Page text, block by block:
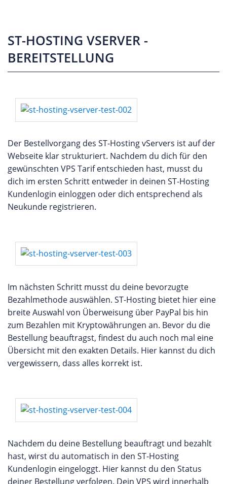
ST-HOSTING VSERVER -
BEREITSTELLUNG
Der Bestellvorgang des ST-Hosting vServers ist auf der
Webseite klar strukturiert. Nachdem du dich für den
gewünschten VPS Tarif entschieden hast, musst du
dich im ersten Schritt entweder in deinen ST-Hosting
Kundenlogin einloggen oder dich entsprechend als
Neukunde registrieren.
Im nächsten Schritt musst du deine bevorzugte
Bezahlmethode auswählen. ST-Hosting bietet hier eine
breite Auswahl von Überweisung über PayPal bis hin
zum Bezahlen mit Kryptowährungen an. Bevor du die
Bestellung beauftragst, findest du auch noch mal eine
Übersicht mit den exakten Details. Hier kannst du dich
vergewissern, dass alles korrekt ist.
Nachdem du deine Bestellung beauftragt und bezahlt
hast, wirst du automatisch in den ST-Hosting
Kundenlogin eingeloggt. Hier kannst du den Status
deiner Bestellung verfolgen. Dein VPS wird innerhalb